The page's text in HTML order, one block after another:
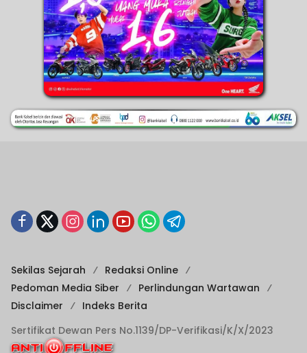
Sekilas Sejarah
Redaksi Online
Pedoman Media Siber
Perlindungan Wartawan
Disclaimer
Indeks Berita
Sertifikat Dewan Pers No.1139/DP-Verifikasi/K/X/2023